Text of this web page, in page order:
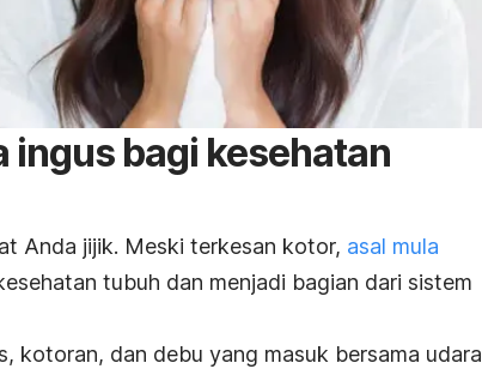
ingus bagi kesehatan
Anda jijik. Meski terkesan kotor, asal mula
tubuh dan menjadi bagian dari sistem
kotoran, dan debu yang masuk bersama udara